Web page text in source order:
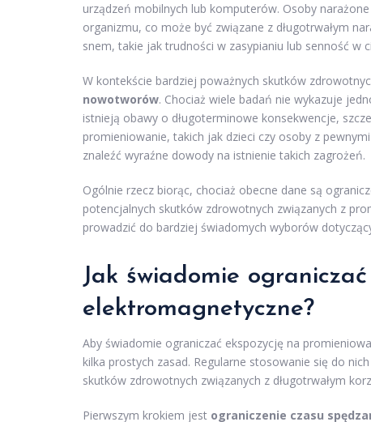
urządzeń mobilnych lub komputerów. Osoby
organizmu, co może być związane z długotrwałym
snem, takie jak trudności w zasypianiu lub senność w
W kontekście bardziej poważnych skutków
nowotworów. Chociaż wiele badań nie wykazuje
istnieją obawy o długoterminowe konsekwencje,
promieniowanie, takich jak dzieci czy osoby z pewnymi
znaleźć wyraźne dowody na istnienie takich zagrożeń.
Ogólnie rzecz biorąc, chociaż obecne dane są
potencjalnych skutków zdrowotnych związanych z
prowadzić do bardziej świadomych wyborów
Jak świadomie
elektromagnetyczne?
Aby świadomie ograniczać ekspozycję na
kilka prostych zasad. Regularne stosowanie się do
skutków zdrowotnych związanych z długotrwałym
Pierwszym krokiem jest ograniczenie czasu